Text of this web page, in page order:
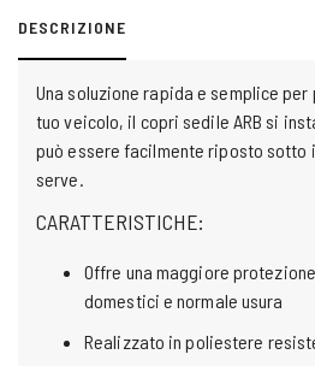
DESCRIZIONE
Una soluzione rapida e semplice
tuo veicolo, il copri sedile ARB si
può essere facilmente riposto sotto
serve.
CARATTERISTICHE:
Offre una maggiore
domestici e normale usura
Realizzato in poliestere